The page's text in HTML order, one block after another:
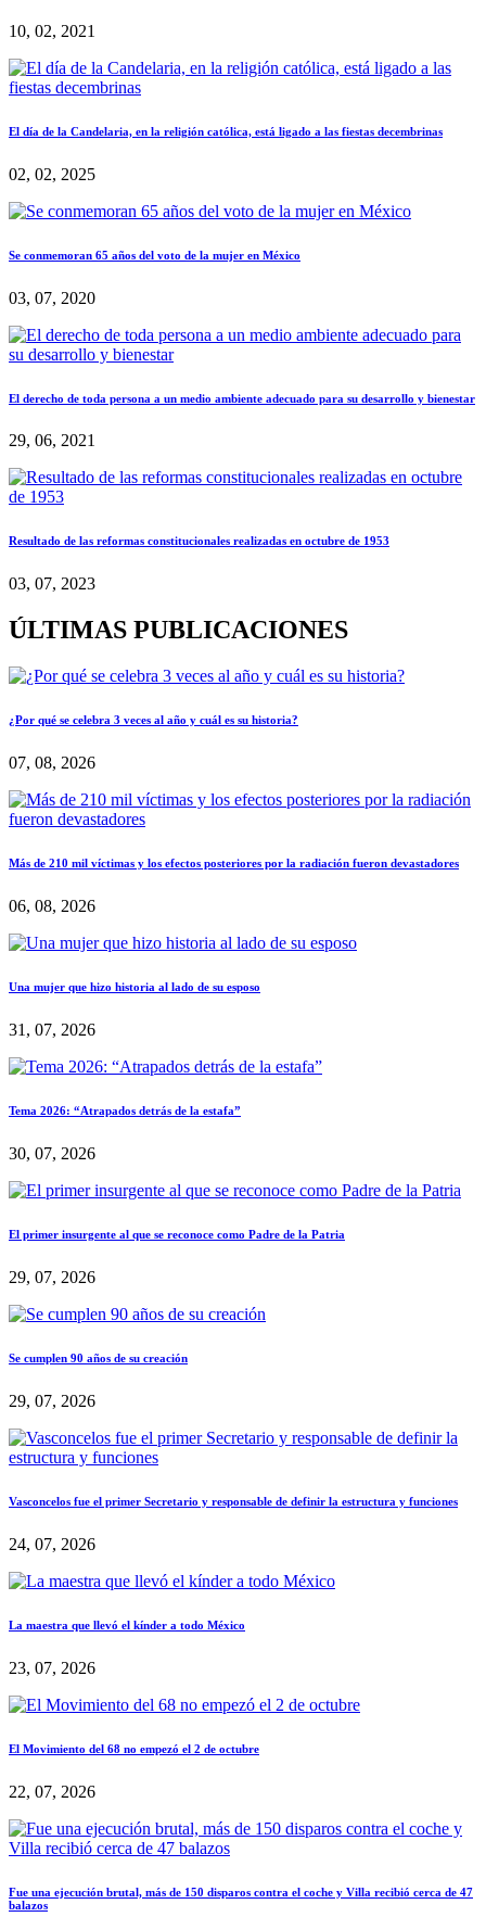
10, 02, 2021
El día de la Candelaria, en la religión católica, está ligado a las fiestas decembrinas
02, 02, 2025
Se conmemoran 65 años del voto de la mujer en México
03, 07, 2020
El derecho de toda persona a un medio ambiente adecuado para su desarrollo y bienestar
29, 06, 2021
Resultado de las reformas constitucionales realizadas en octubre de 1953
03, 07, 2023
ÚLTIMAS PUBLICACIONES
¿Por qué se celebra 3 veces al año y cuál es su historia?
07, 08, 2026
Más de 210 mil víctimas y los efectos posteriores por la radiación fueron devastadores
06, 08, 2026
Una mujer que hizo historia al lado de su esposo
31, 07, 2026
Tema 2026: “Atrapados detrás de la estafa”
30, 07, 2026
El primer insurgente al que se reconoce como Padre de la Patria
29, 07, 2026
Se cumplen 90 años de su creación
29, 07, 2026
Vasconcelos fue el primer Secretario y responsable de definir la estructura y funciones
24, 07, 2026
La maestra que llevó el kínder a todo México
23, 07, 2026
El Movimiento del 68 no empezó el 2 de octubre
22, 07, 2026
Fue una ejecución brutal, más de 150 disparos contra el coche y Villa recibió cerca de 47
balazos